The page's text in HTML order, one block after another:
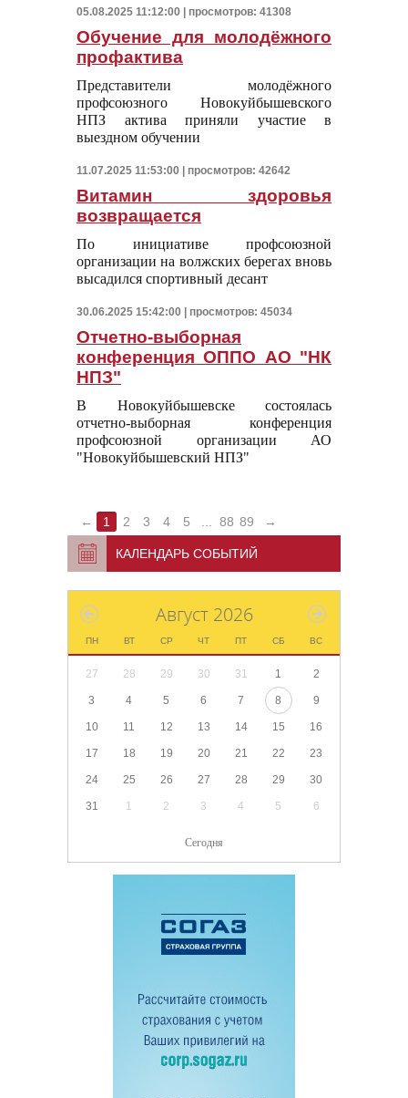
05.08.2025 11:12:00 | просмотров: 41308
Обучение для молодёжного
профактива
Представители молодёжного
профсоюзного Новокуйбышевского
НПЗ актива приняли участие в
выездном обучении
11.07.2025 11:53:00 | просмотров: 42642
Витамин здоровья
возвращается
По инициативе профсоюзной
организации на волжских берегах вновь
высадился спортивный десант
30.06.2025 15:42:00 | просмотров: 45034
Отчетно-выборная
конференция ОППО АО "НК
НПЗ"
В Новокуйбышевске состоялась
отчетно-выборная конференция
профсоюзной организации АО
"Новокуйбышевский НПЗ"
← 1 2 3 4 5 88 89 →
КАЛЕНДАРЬ СОБЫТИЙ
Август 2026
ПН ВТ СР ЧТ ПТ СБ ВС
27 28 29 30 31 1 2
3 4 5 6 7 8 9
10 11 12 13 14 15 16
17 18 19 20 21 22 23
24 25 26 27 28 29 30
31 1 2 3 4 5 6
Сегодня